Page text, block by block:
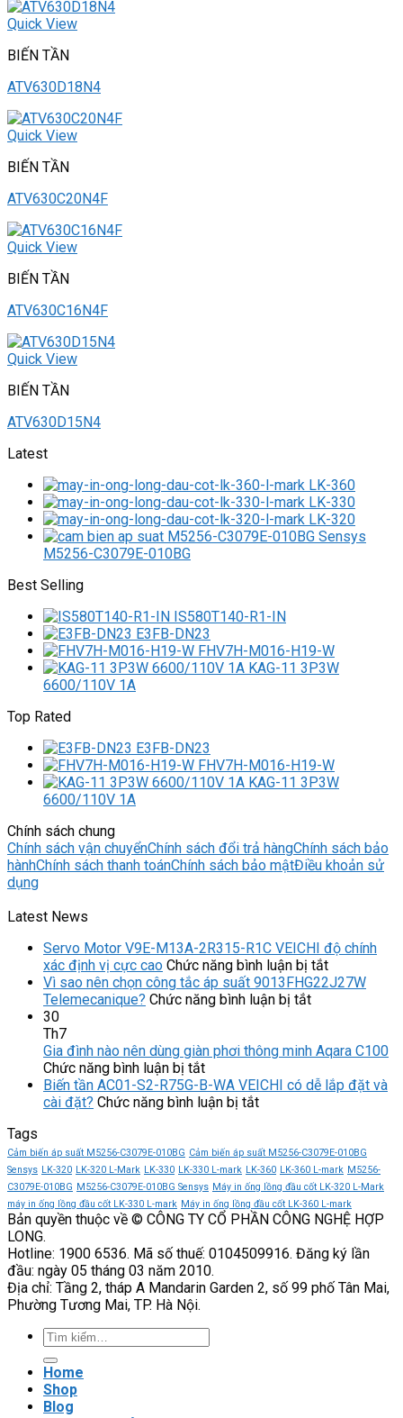
Quick View
BIẾN TẦN
ATV630D18N4
Quick View
BIẾN TẦN
ATV630C20N4F
Quick View
BIẾN TẦN
ATV630C16N4F
Quick View
BIẾN TẦN
ATV630D15N4
Latest
LK-360
LK-330
LK-320
M5256-C3079E-010BG
Best Selling
IS580T140-R1-IN
E3FB-DN23
FHV7H-M016-H19-W
KAG-11 3P3W
6600/110V 1A
Top Rated
E3FB-DN23
FHV7H-M016-H19-W
KAG-11 3P3W
6600/110V 1A
Chính sách chung
Chính sách vận chuyểnChính sách đổi trả hàngChính sách bảo
hànhChính sách thanh toánChính sách bảo mậtĐiều khoản sử
dụng
Latest News
Servo Motor V9E-M13A-2R315-R1C VEICHI độ chính
xác định vị cực cao Chức năng bình luận bị tắtở
Servo
2R315-
VEICHI
định
vị
cực
cao
Vì sao nên chọn công tắc áp suất 9013FHG22J27W
Telemecanique? Chức năng bình luận bị tắtở
nên
công
30
Th7
Gia đình nào nên dùng giàn phơi thông minh Aqara C100
Chức năng bình luận bị tắtở
Gia
đình
dùng
giàn
phơi
thông
minh
C100
Biến tần AC01-S2-R75G-B-WA VEICHI có dễ lắp đặt và
cài đặt? Chức năng bình luận bị tắtở
AC01-
S2-
R75G-
B-
WA
có
lắp
Tags
Cảm biến áp suất M5256-C3079E-010BG Cảm biến áp suất M5256-C3079E-010BG
Sensys LK-320 LK-320 L-Mark LK-330 LK-330 L-mark LK-360 LK-360 L-mark M5256-
C3079E-010BG M5256-C3079E-010BG Sensys Máy in ống lồng đầu cốt LK-320 L-Mark
máy in ống lồng đầu cốt LK-330 L-mark Máy in ống lồng đầu cốt LK-360 L-mark
Bản quyền thuộc về © CÔNG TY CỔ PHẦN CÔNG NGHỆ HỢP
LONG.
Hotline: 1900 6536. Mã số thuế: 0104509916. Đăng ký lần
đầu: ngày 05 tháng 03 năm 2010.
Địa chỉ: Tầng 2, tháp A Mandarin Garden 2, số 99 phố Tân Mai,
Phường Tương Mai, TP. Hà Nội.
Tìm
Home
Shop
Blog